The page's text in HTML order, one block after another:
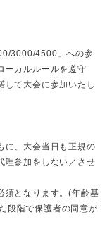
3000/4500」への参
ーカルルールを遵守
して大会に参加いたし
に、大会当日も正規の
理参加をしない／させ
須となります。(年齢基
段階で保護者の同意が